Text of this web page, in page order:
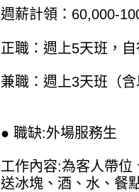
週薪計領：60,000-
正職：週上5天班，自
兼職：週上3天班（
● 職缺:外場服務生
工作內容:為客人帶位
送冰塊、酒、水、餐